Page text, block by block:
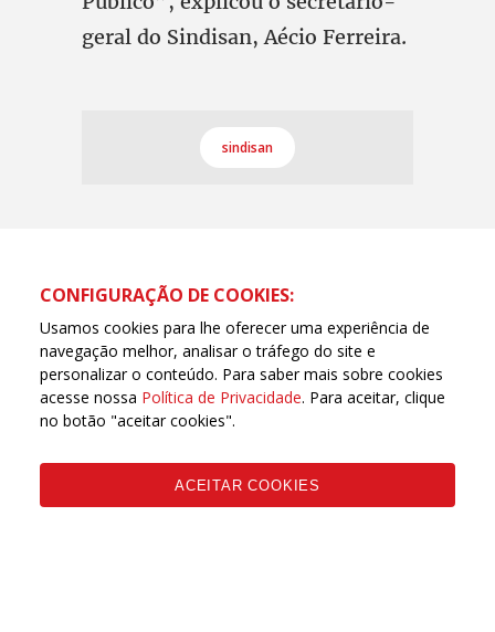
geral do Sindisan, Aécio Ferreira.
sindisan
CONFIGURAÇÃO DE COOKIES:
Usamos cookies para lhe oferecer uma experiência de
navegação melhor, analisar o tráfego do site e
personalizar o conteúdo. Para saber mais sobre cookies
acesse nossa Política de Privacidade. Para aceitar, clique
no botão "aceitar cookies".
ACEITAR COOKIES